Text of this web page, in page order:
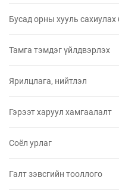
Бусад орны хууль сахиулах
Тамга тэмдэг үйлдвэрлэх
Ярилцлага, нийтлэл
Гэрээт харуул хамгаалалт
Соёл урлаг
Галт зэвсгийн тооллого